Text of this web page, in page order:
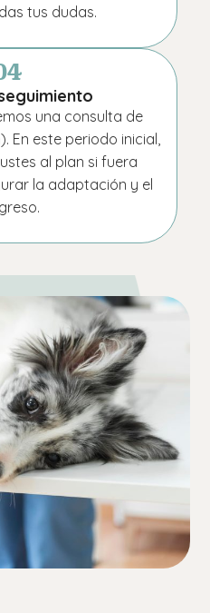
tus dudas.
una consulta de
En este periodo inicial,
al plan si fuera
la adaptación y el